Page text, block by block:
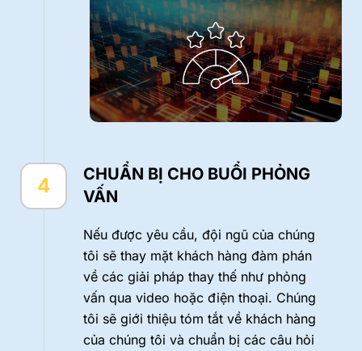
4
CHUẨN BỊ CHO BUỔI PHỎNG
VẤN
Nếu được yêu cầu, đội ngũ của chúng
tôi sẽ thay mặt khách hàng đàm phán
về các giải pháp thay thế như phỏng
vấn qua video hoặc điện thoại. Chúng
tôi sẽ giới thiệu tóm tắt về khách hàng
của chúng tôi và chuẩn bị các câu hỏi